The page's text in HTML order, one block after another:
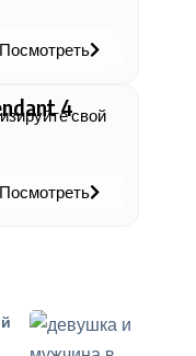
Посмотреть
4свой
Посмотреть